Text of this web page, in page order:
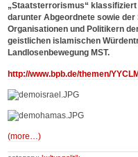
„Staatsterrorismus“
darunter Abgeordnete sowie
Organisationen und Politikern
geistlichen islamischen
Landlosenbewegung MST.
http://www.bpb.de/themen/
(more…)